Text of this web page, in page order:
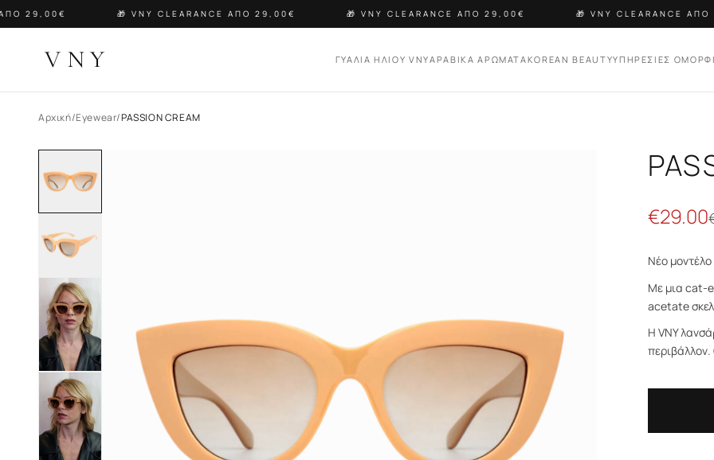
29,00€ 🎁 VNY CLEARANCE ΑΠΟ 29,00€ 🎁 VNY CLEARANCE ΑΠΟ 29,00€ 🎁 VNY CLEARANCE ΑΠΟ
VNY ΓΥΑΛΙΑ ΗΛΙΟΥ VNYΑΡΑΒΙΚΑ ΑΡΩΜΑΤΑKOREAN BEAUTYΥΠΗΡΕΣΙΕΣ
Αρχική/Eyewear/PASSION CREAM
€29.00
Νέο
Με μια cat-
acetate
Η VNY